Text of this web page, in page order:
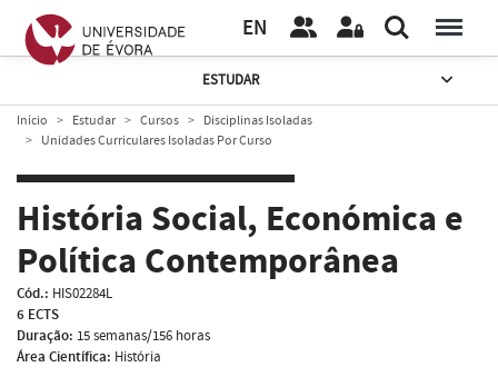
EN
ESTUDAR
Início Estudar Cursos
Disciplinas Isoladas
Unidades Curriculares Isoladas Por Curso
História Social, Económica e
Política Contemporânea
Cód.: HIS02284L
6 ECTS
Duração: 15 semanas/156 horas
Área Científica: História